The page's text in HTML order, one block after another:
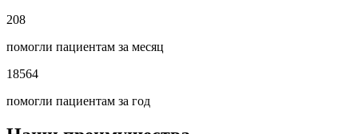
208
помогли пациентам за месяц
18564
помогли пациентам за год